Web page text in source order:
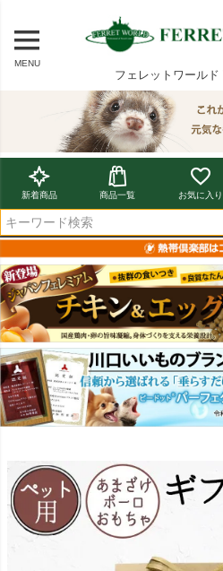
MENU
フェレットワール
新着商品 商品一覧 お気に入り